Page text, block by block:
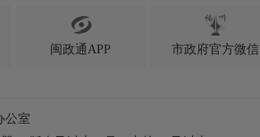

闽政通APP 市政府官方微信
公室